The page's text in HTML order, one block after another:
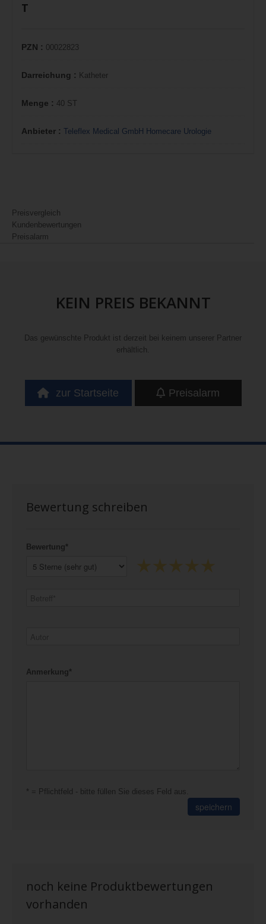
T
PZN : 00022823
Darreichung : Katheter
Menge : 40 ST
Anbieter : Teleflex Medical GmbH Homecare Urologie
Preisvergleich
Kundenbewertungen
Preisalarm
KEIN PREIS BEKANNT
Das gewünschte Produkt ist derzeit bei keinem unserer Partner
erhältlich.
zur Startseite Preisalarm
Bewertung schreiben
Bewertung*
Anmerkung*
* = Pflichtfeld - bitte füllen Sie dieses Feld aus.
speichern
noch keine Produktbewertungen
vorhanden